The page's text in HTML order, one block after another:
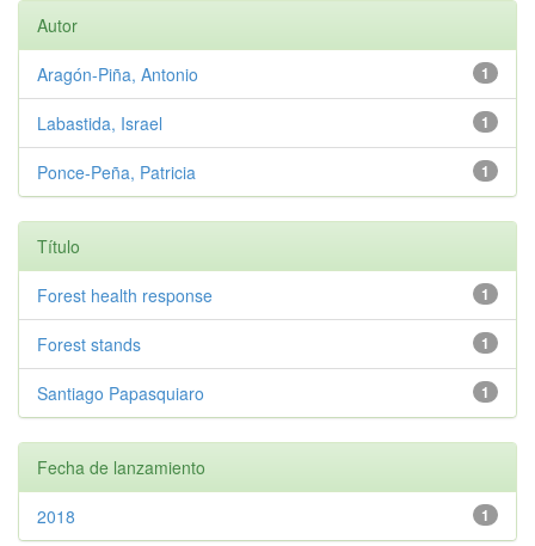
Autor
1
Aragón-Piña, Antonio
1
Labastida, Israel
1
Ponce-Peña, Patricia
Título
1
Forest health response
1
Forest stands
1
Santiago Papasquiaro
Fecha de lanzamiento
1
2018